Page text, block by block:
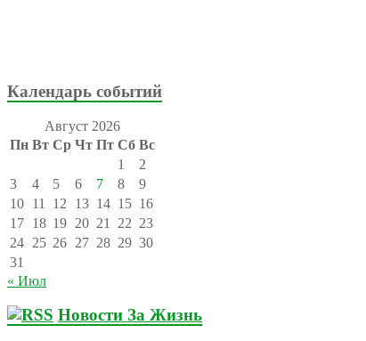
Календарь событий
Август 2026
Пн Вт Ср Чт Пт Сб Вс
1
2
3
4 5 6 7 8
9
10 11 12 13 14 15 16
17 18 19 20 21 22 23
24 25 26 27 28 29 30
31
« Июл
Новости За Жизнь